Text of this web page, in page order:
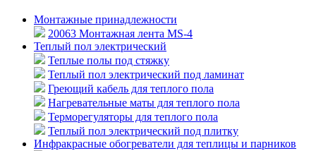
Монтажные принадлежности
20063 Монтажная лента MS-4
Теплый пол электрический
Теплые полы под стяжку
Теплый пол электрический под ламинат
Греющий кабель для теплого пола
Нагревательные маты для теплого пола
Терморегуляторы для теплого пола
Теплый пол электрический под плитку
Инфракрасные обогреватели для теплицы и парников